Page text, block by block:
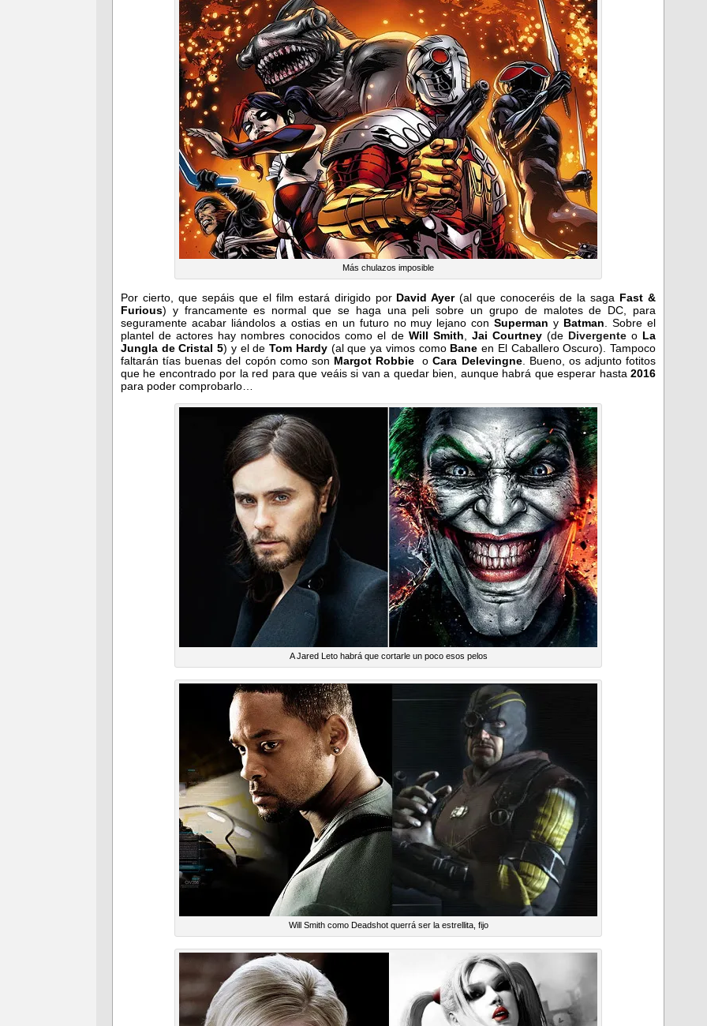
Más chulazos imposible
Por cierto, que sepáis que el film estará dirigido por David Ayer(al que conoceréis de la saga Fast &
Furious) y francamente es normal que se haga una peli sobre un grupo de malotes de DC, para
seguramente acabar liándolos a ostias en un futuro no muy lejano conSuperman y Batman. Sobre el
plantel de actores hay nombres conocidos como el de Will Smith, Jai Courtney (de Divergenteo La
Jungla de Cristal 5) y el deTom Hardy(al que ya vimos como Bane en El Caballero Oscuro). Tampoco
faltarán tías buenas del copón como son Margot Robbieo Cara Delevingne. Bueno, os adjunto fotitos
que he encontrado por la red para que veáis si van a quedar bien, aunque habrá que esperar hasta 2016
para poder comprobarlo…
A Jared Leto habrá que cortarle un poco esos pelos
Will Smith como Deadshot querrá ser la estrellita, fijo